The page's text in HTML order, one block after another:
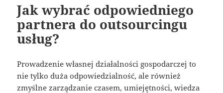
Jak wybrać odpowiedniego
partnera do outsourcingu
usług?
Prowadzenie własnej działalności gospodarczej to
nie tylko duża odpowiedzialność, ale również
zmyślne zarządzanie czasem, umiejętności, wiedza